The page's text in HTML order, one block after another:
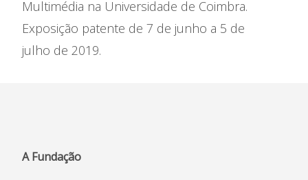
Multimédia na Universidade de Coimbra.
Exposição patente de 7 de junho a 5 de
julho de 2019.
A Fundação